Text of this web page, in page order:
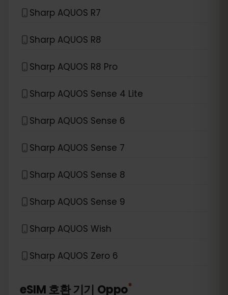
Sharp AQUOS R7
Sharp AQUOS R8
Sharp AQUOS R8 Pro
Sharp AQUOS Sense 4 Lite
Sharp AQUOS Sense 6
Sharp AQUOS Sense 7
Sharp AQUOS Sense 8
Sharp AQUOS Sense 9
Sharp AQUOS Wish
Sharp AQUOS Zero 6
eSIM 호환 기기 Oppo*